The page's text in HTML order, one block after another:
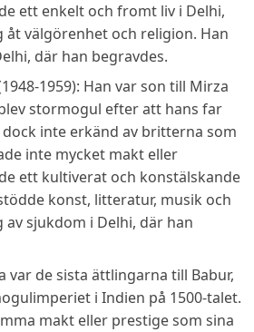
ett enkelt och fromt liv i Delhi,
åt välgörenhet och religion. Han
där han begravdes.
1959): Han var son till Mirza
stormogul efter att hans far
inte erkänd av britterna som
inte mycket makt eller
ett kultiverat och konstälskande
konst, litteratur, musik och
sjukdom i Delhi, där han
var de sista ättlingarna till Babur,
i Indien på 1500-talet.
makt eller prestige som sina